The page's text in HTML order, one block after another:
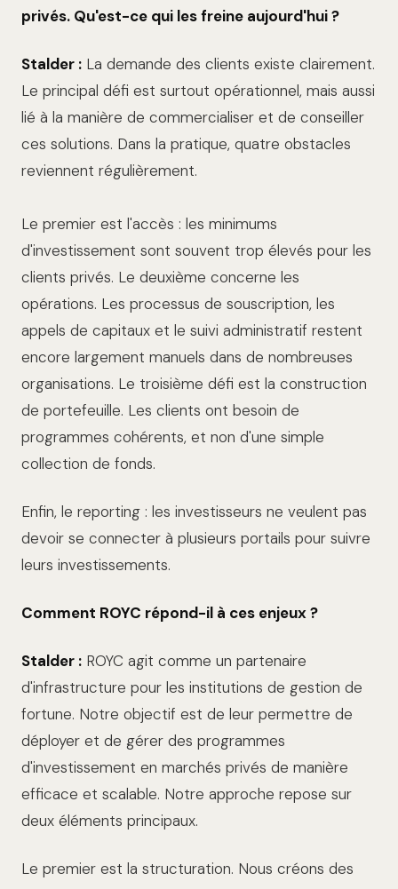
privés. Qu'est-ce qui les freine aujourd'hui ?
Stalder : La demande des clients existe clairement.
Le principal défi est surtout opérationnel, mais aussi
lié à la manière de commercialiser et de conseiller
ces solutions. Dans la pratique, quatre obstacles
reviennent régulièrement.
Le premier est l'accès : les minimums
d'investissement sont souvent trop élevés pour les
clients privés. Le deuxième concerne les
opérations. Les processus de souscription, les
appels de capitaux et le suivi administratif restent
encore largement manuels dans de nombreuses
organisations. Le troisième défi est la construction
de portefeuille. Les clients ont besoin de
programmes cohérents, et non d'une simple
collection de fonds.
Enfin, le reporting : les investisseurs ne veulent pas
devoir se connecter à plusieurs portails pour suivre
leurs investissements.
Comment ROYC répond-il à ces enjeux ?
Stalder : ROYC agit comme un partenaire
d'infrastructure pour les institutions de gestion de
fortune. Notre objectif est de leur permettre de
déployer et de gérer des programmes
d'investissement en marchés privés de manière
efficace et scalable. Notre approche repose sur
deux éléments principaux.
Le premier est la structuration. Nous créons des